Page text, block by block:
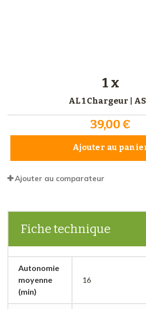
1 x
AL 1 Chargeur |
39,00 €
Ajouter au
Ajouter au comparateur
Fiche technique
Autonomie
moyenne
(min)
16